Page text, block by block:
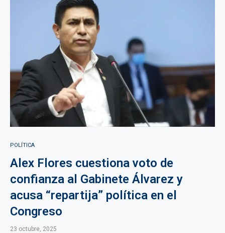
POLÍTICA
Alex Flores cuestiona voto de
confianza al Gabinete Álvarez y
acusa “repartija” política en el
Congreso
23 octubre, 2025